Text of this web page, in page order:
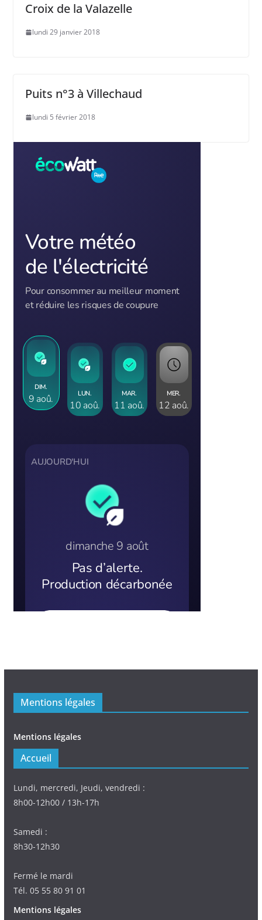
Croix de la Valazelle
lundi 29 janvier 2018
Puits n°3 à Villechaud
lundi 5 février 2018
Mentions légales
Mentions légales
Accueil
Lundi, mercredi, Jeudi, vendredi :
8h00-12h00 / 13h-17h
Samedi :
8h30-12h30
Fermé le mardi
Tél. 05 55 80 91 01
Mentions légales